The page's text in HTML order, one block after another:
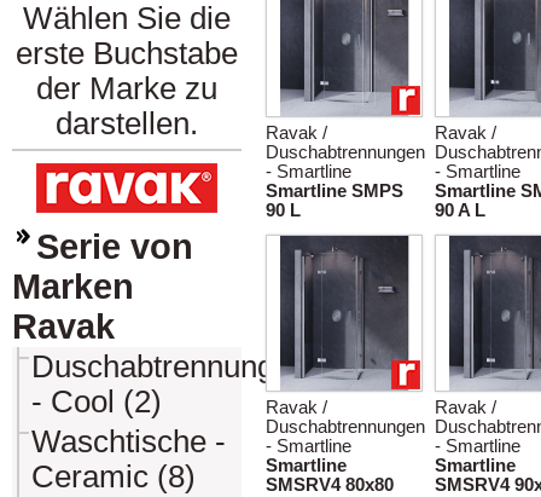
Wählen Sie die
erste Buchstabe
der Marke zu
darstellen.
Serie von
Marken
Ravak
Duschabtrennungen
- Cool (2)
Waschtische -
Ceramic (8)
Ravak /
Duschabtrennungen
- Smartline
Smartline SMPS
90 L
Ravak /
- Smartline
Smartline
90 A L
Ravak /
Duschabtrennungen
- Smartline
Smartline
SMSRV4 80x80
Ravak /
- Smartline
Smartline
SMSRV4